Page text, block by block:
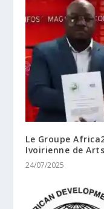
Le Groupe
Ivoirienne de
24/07/2025